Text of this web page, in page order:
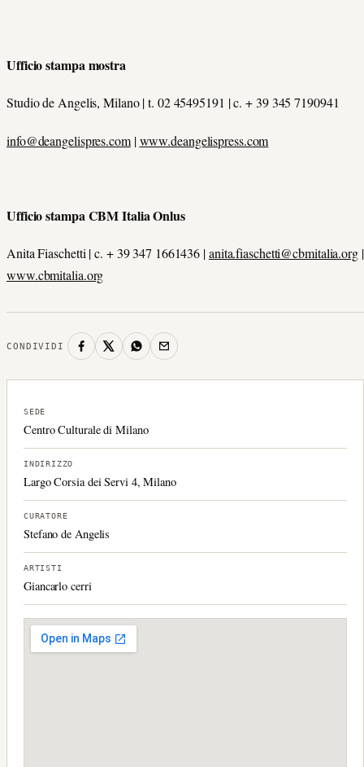
Ufficio stampa mostra
Studio de Angelis, Milano | t. 02 45495191 | c. + 39 345 7190941
info@deangelispres.com|www.deangelispress.com
Ufficio stampa CBM Italia Onlus
Anita Fiaschetti | c. + 39 347 1661436 |anita.fiaschetti@cbmitalia.org|
www.cbmitalia.org
CONDIVIDI
SEDE
Centro Culturale di Milano
INDIRIZZO
Largo Corsia dei Servi 4, Milano
CURATORE
Stefano de Angelis
ARTISTI
Giancarlo cerri